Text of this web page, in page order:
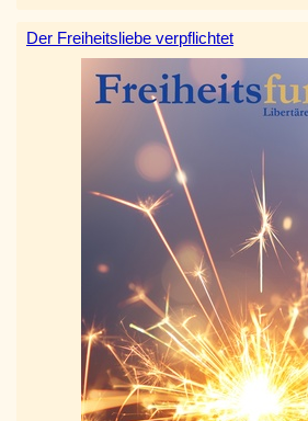
Der Freiheitsliebe verpflichtet